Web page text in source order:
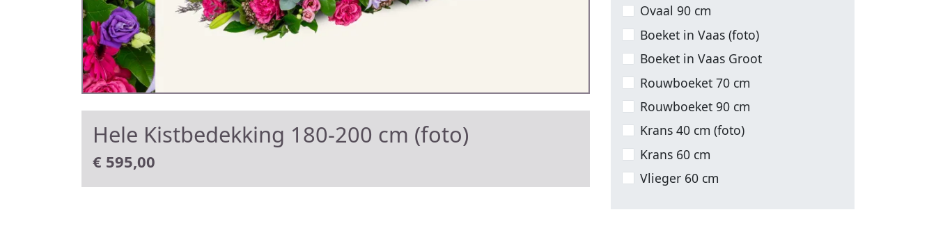
Hele Kistbedekking 180-200 cm (foto)
€ 595,00
Ovaal 90 cm
Boeket in Vaas (foto)
Boeket in Vaas Groot
Rouwboeket 70 cm
Rouwboeket 90 cm
Krans 40 cm (foto)
Krans 60 cm
Vlieger 60 cm